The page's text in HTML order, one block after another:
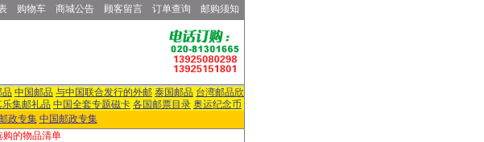
购物车 商城公告 顾客留言 订单查询 邮购须知
品 中国邮品 与中国联合发行的外邮 泰国邮品 台湾邮品欣
乐集邮礼品 中国全套专题磁卡 各国邮票目录 奥运纪念币
政专集 中国邮政专集
购的物品清单